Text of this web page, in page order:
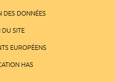
DES DONNÉES
DU SITE
EUROPÉENS
HAS